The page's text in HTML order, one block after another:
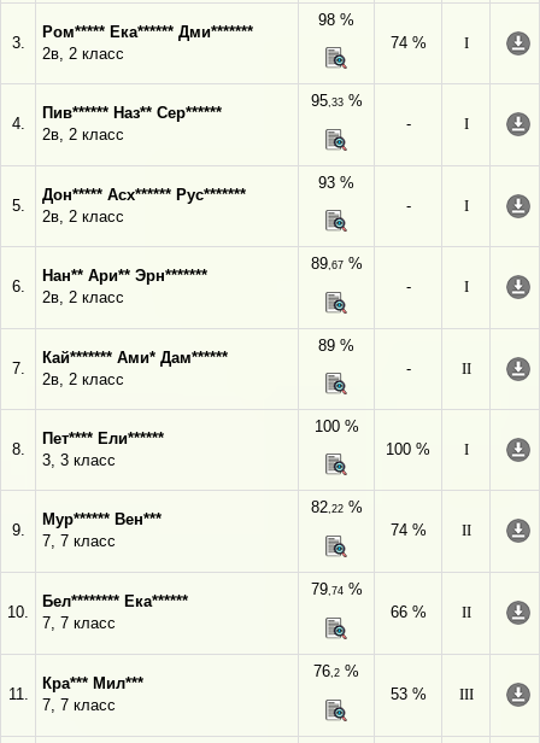
3.
Ром***** Ека****** Дми*******
2в, 2 класс
98 %
74 %
I
4.
Пив****** Наз** Сер******
2в, 2 класс
95,33%
-
I
5.
Дон***** Асх****** Рус*******
2в, 2 класс
93 %
-
I
6.
Нан** Ари** Эрн*******
2в, 2 класс
89,67%
-
I
7.
Кай******* Ами* Дам******
2в, 2 класс
89 %
-
II
8.
Пет**** Ели******
3, 3 класс
100 %
100 %
I
9.
Мур****** Вен***
7, 7 класс
82,22%
74 %
II
10.
Бел******** Ека******
7, 7 класс
79,74%
66 %
II
11.
Кра*** Мил***
7, 7 класс
76,2 %
53 %
III